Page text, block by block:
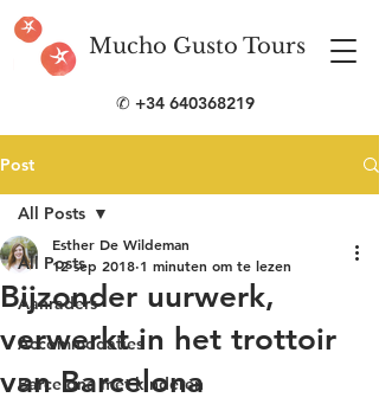
Mucho Gusto Tours
✆ +34 640368219
Post
All Posts
Aanraders
Accommodaties
Barcelona met kinderen
All Posts
Bijzonder uurwerk,
verwerkt in het trottoir
van Barcelona
Esther De Wildeman
12 sep 2018 1 minuten om te lezen